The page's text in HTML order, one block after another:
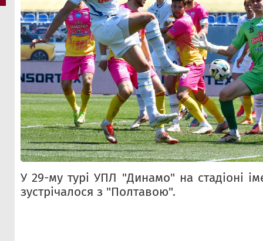
У 29-му турі УПЛ "Динамо" на стадіоні
зустрічалося з "Полтавою".